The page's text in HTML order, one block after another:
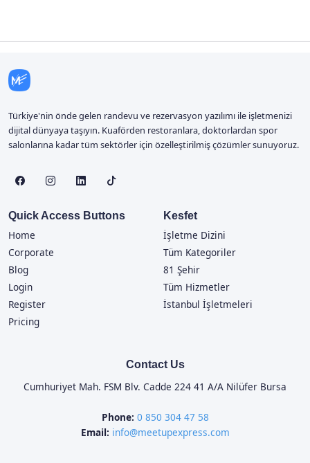
Türkiye'nin önde gelen randevu ve rezervasyon yazılımı ile işletmenizi
dijital dünyaya taşıyın. Kuaförden restoranlara, doktorlardan spor
salonlarına kadar tüm sektörler için özelleştirilmiş çözümler sunuyoruz.
Quick Access Buttons
Home
Corporate
Blog
Login
Register
Pricing
Kesfet
İşletme Dizini
Tüm Kategoriler
81 Şehir
Tüm Hizmetler
İstanbul İşletmeleri
Contact Us
Cumhuriyet Mah. FSM Blv. Cadde 224 41 A/A Nilüfer Bursa
Phone: 0 850 304 47 58
Email: info@meetupexpress.com